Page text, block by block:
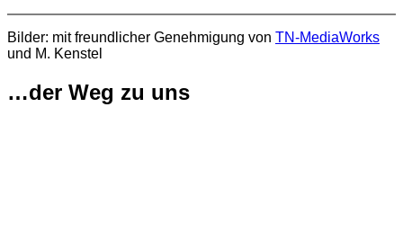
Bilder: mit freundlicher Genehmigung von TN-MediaWorks
und M. Kenstel
…der Weg zu uns